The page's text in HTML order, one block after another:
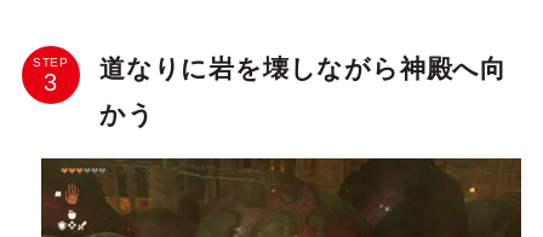
STEP
道なりに岩を壊しながら神殿へ向
かう